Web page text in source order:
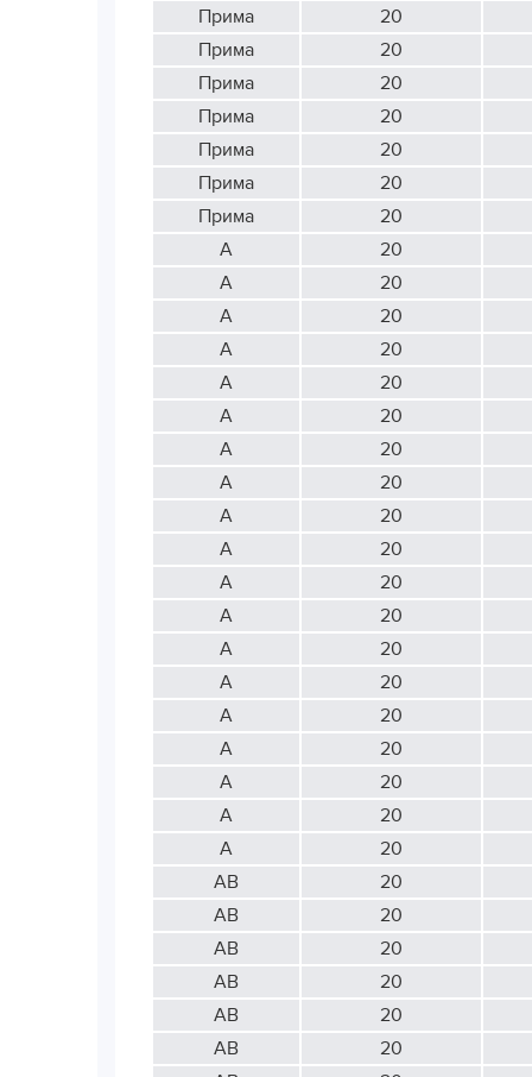
Прима
20
Прима
20
Прима
20
Прима
20
Прима
20
Прима
20
Прима
20
А
20
А
20
А
20
А
20
А
20
А
20
А
20
А
20
А
20
А
20
А
20
А
20
А
20
А
20
А
20
А
20
А
20
А
20
А
20
АВ
20
АВ
20
АВ
20
АВ
20
АВ
20
АВ
20